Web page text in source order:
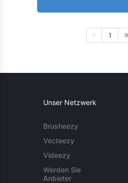
1
Unser Netzwerk
Brusheezy
Vecteezy
Videezy
Werden Sie
Anbieter